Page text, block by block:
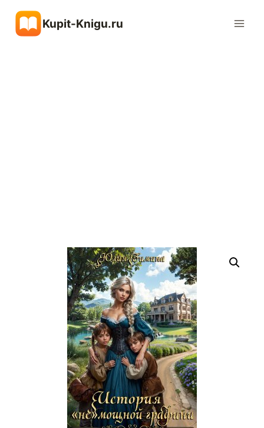
содержимому
Kupit-Knigu.ru